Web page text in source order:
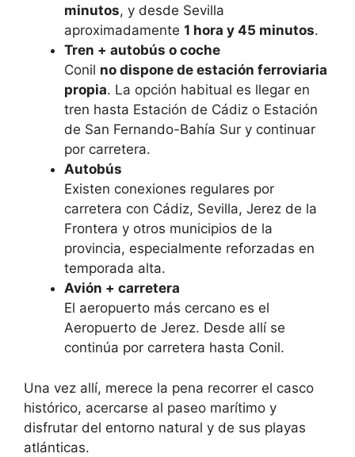
minutos, y desde Sevilla
aproximadamente 1 hora y 45 minutos.
Tren + autobús o coche
Conil no dispone de estación ferroviaria
propia. La opción habitual es llegar en
tren hasta Estación de Cádiz o Estación
de San Fernando-Bahía Sur y continuar
por carretera.
Autobús
Existen conexiones regulares por
carretera con Cádiz, Sevilla, Jerez de la
Frontera y otros municipios de la
provincia, especialmente reforzadas en
temporada alta.
Avión + carretera
El aeropuerto más cercano es el
Aeropuerto de Jerez. Desde allí se
continúa por carretera hasta Conil.
Una vez allí, merece la pena recorrer el casco
histórico, acercarse al paseo marítimo y
disfrutar del entorno natural y de sus playas
atlánticas.